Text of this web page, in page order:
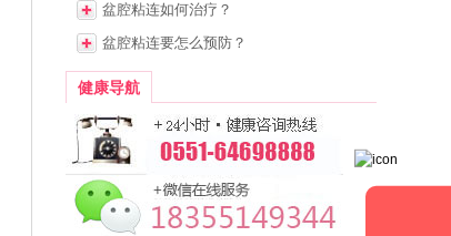
盆腔粘连如何治疗？
盆腔粘连要怎么预防？
健康导航